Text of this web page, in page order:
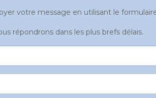
votre message en utilisant le
répondrons dans les plus brefs délais.